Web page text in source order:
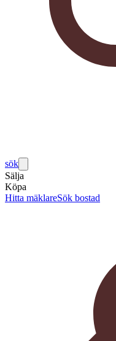
sök
Sälja
Köpa
Hitta mäklareSök bostad